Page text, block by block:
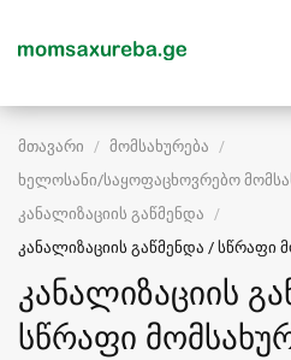
მთავარი
მომსახურება
ხელოსანი/საყოფაცხოვრებო
კანალიზაციის გაწმენდა
კანალიზაციის გაწმენდა / სწრაფი
კანალიზაციის
სწრაფი